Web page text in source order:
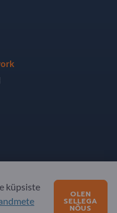
GmbH. All
küpsiste
OLEN
SELLEGA
NÕUS